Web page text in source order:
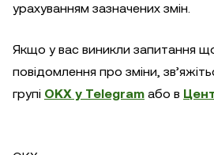
урахуванням зазначених змін.
Якщо у вас виникли запитання
повідомлення про зміни,
групі OKX у Telegram або в